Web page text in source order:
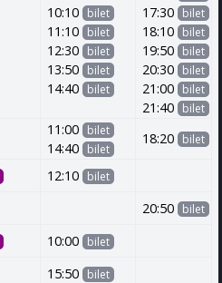
10:10 bilet
11:10 bilet
12:30 bilet
13:50 bilet
14:40 bilet
17:30 bilet
18:10 bilet
19:50 bilet
20:30 bilet
21:00 bilet
21:40 bilet
11:00 bilet
14:40 bilet
18:20 bilet
12:10 bilet
20:50 bilet
10:00 bilet
15:50 bilet